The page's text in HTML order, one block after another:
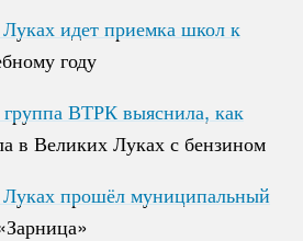
идет приемка школ к
году
идет приемка школ к
году
ВТРК выяснила, как
в Великих Луках с бензином
ВТРК выяснила, как
в Великих Луках с бензином
прошёл муниципальный
прошёл муниципальный